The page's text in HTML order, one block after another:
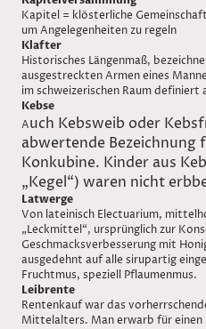
Kapitel = klösterliche
um Angelegenheiten zu regeln
Klafter
Historisches Längenmaß,
ausgestreckten Armen eines
im schweizerischen Raum definiert
Kebse
Auch Kebsweib oder
abwertende Bezeichnung
Konkubine. Kinder aus
„Kegel“) waren nicht
Latwerge
Von lateinisch Electuarium,
„Leckmittel“, ursprünglich zur
Geschmacksverbesserung mit
ausgedehnt auf alle sirupartig
Fruchtmus, speziell Pflaumenmus.
Leibrente
Rentenkauf war das
Mittelalters. Man erwarb für